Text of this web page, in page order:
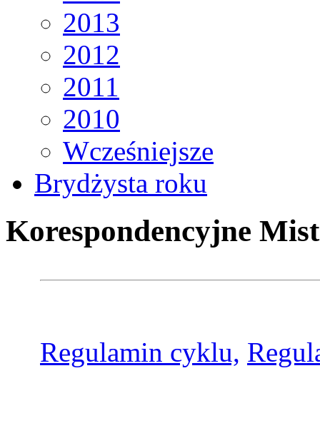
2013
2012
2011
2010
Wcześniejsze
Brydżysta roku
Korespondencyjne
Regulamin cyklu,